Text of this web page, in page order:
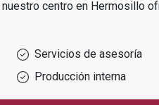
nuestro centro en Hermosillo
Servicios de asesoría
Producción interna